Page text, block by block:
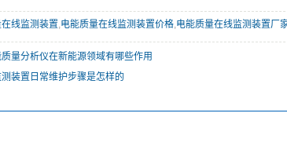
线监测装置,电能质量在线监测装置价格,电能质量在线监测装置厂
量分析仪在新能源领域有哪些作用
装置日常维护步骤是怎样的